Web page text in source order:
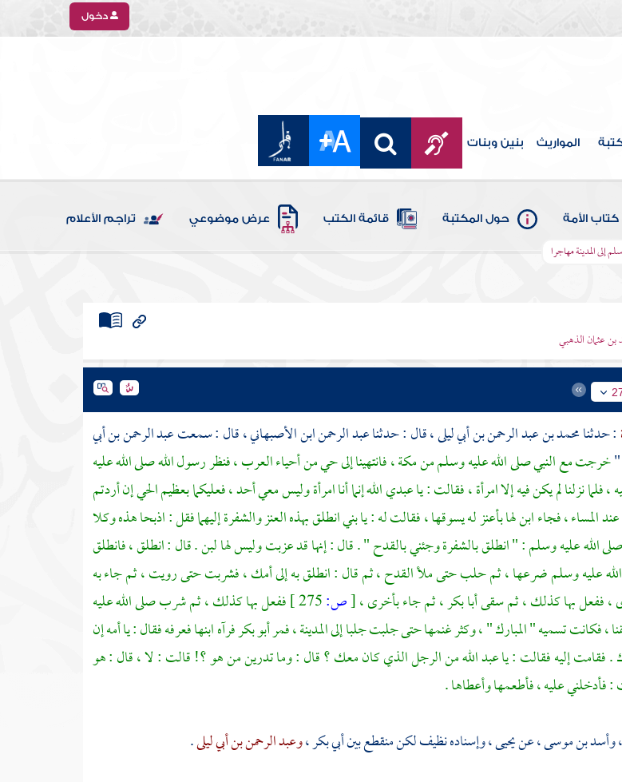
دخول
المواريث بنين وبنات
كتاب الأمة حول المكتبة قائمة الكتب عرض موضوعي تراجم الأعلام
إلى المدينة مهاجرا
عثمان الذهبي
: حدثنامحمد بن عبد الرحمن بن أبي ليلى ،قال : حدثناعبد الرحمن ابن الأصبهاني ،قال : سمعتعبد الرحمن بن أبي
خرجت مع النبي صلى الله عليه وسلم منمكة ،فانتهينا إلى حي من أحياء العرب ، فنظر رسول الله صلى الله عليه
فلما نزلنا لم يكن فيه إلا امرأة ، فقالت : يا عبدي الله إنما أنا امرأة وليس معي أحد ، فعليكما بعظيم الحي إن أردتم
المساء ، فجاء ابن لها بأعنز له يسوقها ، فقالت له : يا بني انطلق بهذه العنز والشفرة إليهما فقل : اذبحا هذه وكلا
صلى الله عليه وسلم : " انطلق بالشفرة وجئني بالقدح " . قال : إنها قد عزبت وليس لها لبن . قال : انطلق ، فانطلق
عليه وسلم ضرعها ، ثم حلب حتى ملأ القدح ، ثم قال : انطلق به إلى أمك ، فشربت حتى رويت ، ثم جاء به
، ففعل بها كذلك ، ثم سقىأبا بكر ،ثم جاء بأخرى ،[ص:
ففعل بها كذلك ، ثم شرب صلى الله عليه
، فكانت تسميه " المبارك " ، وكثر غنمها حتى جلبت جلبا إلىالمدينة ،فمرأبو بكرفرآه ابنها فعرفه فقال : يا أمه إن
. فقامت إليه فقالت : يا عبد الله من الرجل الذي كان معك ؟ قال : وما تدرين من هو ؟! قالت : لا ، قال : هو
: فأدخلني عليه ، فأطعمها وأعطاها .
وأسد بن موسى ،عنيحيى ،وإسناده نظيف لكن منقطع بينأبي بكر ،وعبد الرحمن بن أبي ليلى.